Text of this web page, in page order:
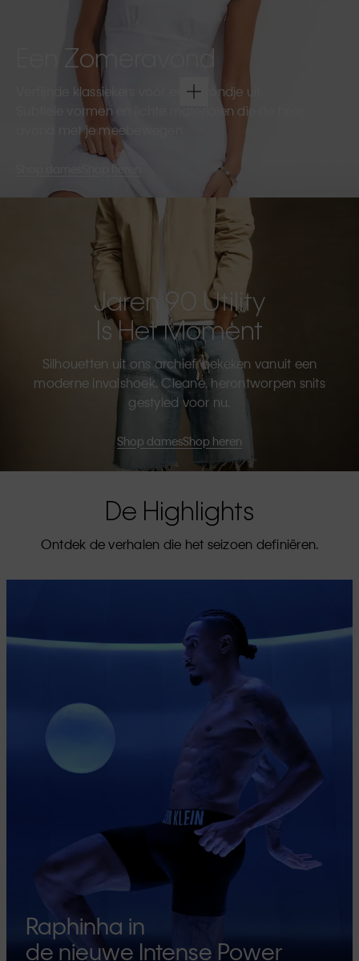
Een Zomeravond
Verfijnde klassiekers voor een avondje uit.
Subtiele vormen en lichte materialen die de hele
avond met je meebewegen.
Shop heren
Jaren 90 Utility
Is Het Moment
Silhouetten uit ons archief, bekeken vanuit een
moderne invalshoek. Cleane, herontworpen snits
gestyled voor nu.
Shop damesShop heren
De Highlights
Ontdek de verhalen die het seizoen definiëren.
Raphinha in
de nieuwe Intense Power